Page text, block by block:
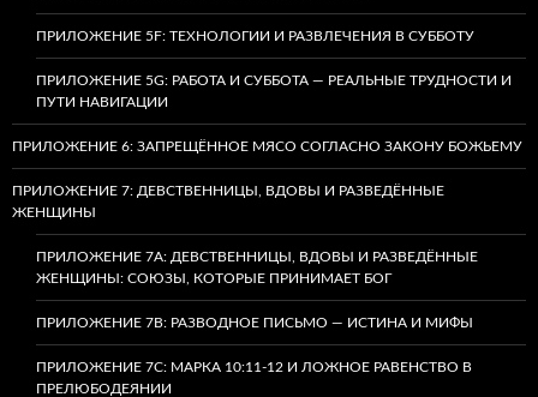
ПРИЛОЖЕНИЕ 5F: ТЕХНОЛОГИИ И РАЗВЛЕЧЕНИЯ В СУББОТУ
ПРИЛОЖЕНИЕ 5G: РАБОТА И СУББОТА — РЕАЛЬНЫЕ ТРУДНОСТИ И
ПУТИ НАВИГАЦИИ
ПРИЛОЖЕНИЕ 6: ЗАПРЕЩЁННОЕ МЯСО СОГЛАСНО ЗАКОНУ БОЖЬЕМУ
ПРИЛОЖЕНИЕ 7: ДЕВСТВЕННИЦЫ, ВДОВЫ И РАЗВЕДЁННЫЕ
ЖЕНЩИНЫ
ПРИЛОЖЕНИЕ 7А: ДЕВСТВЕННИЦЫ, ВДОВЫ И РАЗВЕДЁННЫЕ
ЖЕНЩИНЫ: СОЮЗЫ, КОТОРЫЕ ПРИНИМАЕТ БОГ
ПРИЛОЖЕНИЕ 7B: РАЗВОДНОЕ ПИСЬМО — ИСТИНА И МИФЫ
ПРИЛОЖЕНИЕ 7C: МАРКА 10:11-12 И ЛОЖНОЕ РАВЕНСТВО В
ПРЕЛЮБОДЕЯНИИ